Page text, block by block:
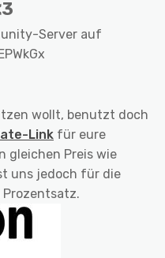
Server auf
wollt, benutzt doch
Link für eure
gleichen Preis wie
uns jedoch für die